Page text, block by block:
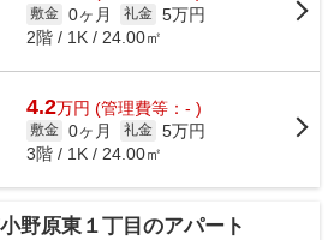
敷金 0ヶ月 礼金 5万円
2階 / 1K / 24.00㎡
4.2万円 (管理費等：- )
敷金 0ヶ月 礼金 5万円
3階 / 1K / 24.00㎡
野原東１丁目のアパート